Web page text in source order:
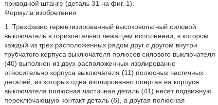
приводной штанге (деталь 31 на фиг. 1).
Формула изобретения
1. Трехфазно герметизированный высоковольтный силовой
выключатель в горизонтально лежащем исполнении, в котором
каждый из трех расположенных рядом друг с другом внутри
трубчатого корпуса выключателя полюсов силового выключателя
(40) выполнен из двух расположенных изолированно
относительно корпуса выключателя (11) полюсных частичных
деталей, из которых одна изолированно опертая на корпусе
выключателя полюсная частичная деталь (41) несет подвижную
переключающую контакт-деталь (6), а другая полюсная